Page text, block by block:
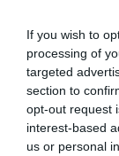
If you wish to
processing of
targeted
section to
opt-out request
interest-based
us or personal
Ah Bon ?a
Insolite : le
d’OVNI